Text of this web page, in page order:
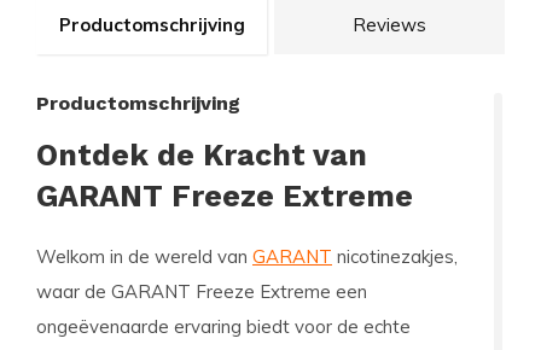
Productomschrijving Reviews
Productomschrijving
Ontdek de Kracht van
GARANT Freeze Extreme
Welkom in de wereld van GARANT nicotinezakjes,
waar de GARANT Freeze Extreme een
ongeëvenaarde ervaring biedt voor de echte